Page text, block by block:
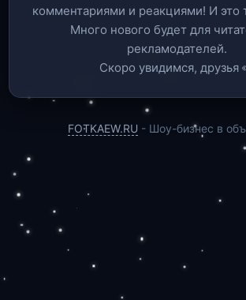
комментариями и реакциями! И это
Много нового будет для
рекламодателей.
Скоро увидимся, друзья
FOTKAEW.RU - Шоу-бизнес в